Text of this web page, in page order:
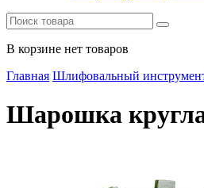
В корзине нет товаров
Главная Шлифовальный
Шарошка